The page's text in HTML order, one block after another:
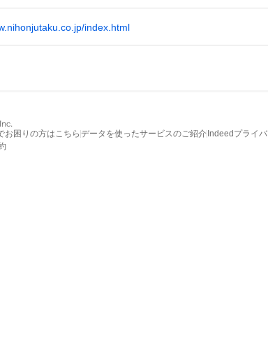
index.html
お困りの方はこちら データを使ったサービスのご紹介 Indeedプライ